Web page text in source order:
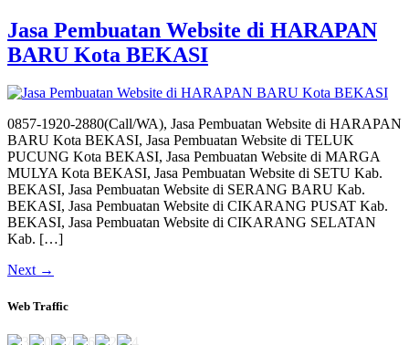
Jasa Pembuatan Website di HARAPAN
BARU Kota BEKASI
0857-1920-2880(Call/WA), Jasa Pembuatan Website di HARAPAN
BARU Kota BEKASI, Jasa Pembuatan Website di TELUK
PUCUNG Kota BEKASI, Jasa Pembuatan Website di MARGA
MULYA Kota BEKASI, Jasa Pembuatan Website di SETU Kab.
BEKASI, Jasa Pembuatan Website di SERANG BARU Kab.
BEKASI, Jasa Pembuatan Website di CIKARANG PUSAT Kab.
BEKASI, Jasa Pembuatan Website di CIKARANG SELATAN
Kab. […]
Next →
Web Traffic